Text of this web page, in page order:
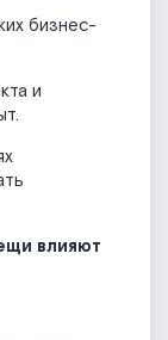
бизнес-
и
влияют